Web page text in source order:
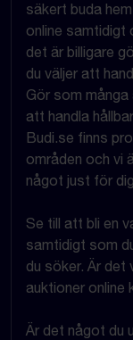
säkert buda
online samtidigt
det är billigare
du väljer att
Gör som
att handla
Budi.se finns
områden och vi
något just för
Se till att bli en
samtidigt som
du söker. Är det
auktioner online
Är det något du